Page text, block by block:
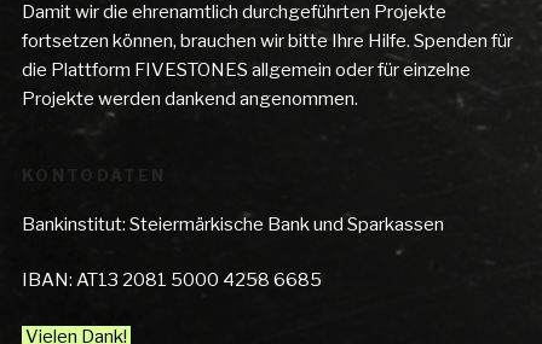
Damit wir die ehrenamtlich durchgeführten Projekte
fortsetzen können, brauchen wir bitte Ihre Hilfe. Spenden für
die Plattform FIVESTONES allgemein oder für einzelne
Projekte werden dankend angenommen.
KONTODATEN
Bankinstitut: Steiermärkische Bank und Sparkassen
IBAN: AT13 2081 5000 4258 6685
Vielen Dank!